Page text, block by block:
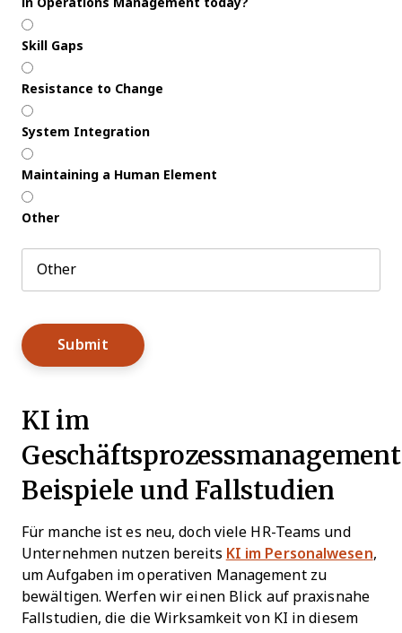
Skill Gaps
Resistance to Change
System Integration
Maintaining a Human Element
Other
KI im
Beispiele und Fallstudien
Für manche ist es neu, doch viele HR-Teams und
Unternehmen nutzen bereits KI im Personalwesen,
um Aufgaben im operativen Management zu
bewältigen. Werfen wir einen Blick auf praxisnahe
Fallstudien, die die Wirksamkeit von KI in diesem